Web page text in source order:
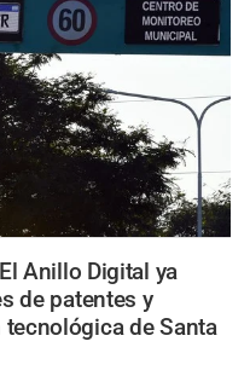
El Anillo Digital ya
de patentes y
de Santa